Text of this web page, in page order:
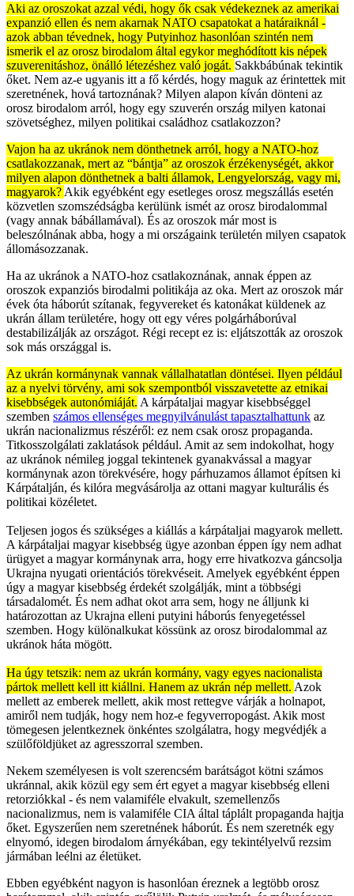
Aki az oroszokat azzal védi, hogy ők csak védekeznek az amerikai
expanzió ellen és nem akarnak NATO csapatokat a határaiknál -
azok abban tévednek, hogy Putyinhoz hasonlóan szintén nem
ismerik el az orosz birodalom által egykor meghódított kis népek
szuverenitáshoz, önálló létezéshez való jogát. Sakkbábúnak tekintik
őket. Nem az-e ugyanis itt a fő kérdés, hogy maguk az érintettek mit
szeretnének, hová tartoznának? Milyen alapon kíván dönteni az
orosz birodalom arról, hogy egy szuverén ország milyen katonai
szövetséghez, milyen politikai családhoz csatlakozzon?
Vajon ha az ukránok nem dönthetnek arról, hogy a NATO-hoz
csatlakozzanak, mert az “bántja” az oroszok érzékenységét, akkor
milyen alapon dönthetnek a balti államok, Lengyelország, vagy mi,
magyarok? Akik egyébként egy esetleges orosz megszállás esetén
közvetlen szomszédságba kerülünk ismét az orosz birodalommal
(vagy annak bábállamával). És az oroszok már most is
beleszólnának abba, hogy a mi országaink területén milyen csapatok
állomásozzanak.
Ha az ukránok a NATO-hoz csatlakoznának, annak éppen az
oroszok expanziós birodalmi politikája az oka. Mert az oroszok már
évek óta háborút szítanak, fegyvereket és katonákat küldenek az
ukrán állam területére, hogy ott egy véres polgárháborúval
destabilizálják az országot. Régi recept ez is: eljátszották az oroszok
sok más országgal is.
Az ukrán kormánynak vannak vállalhatatlan döntései. Ilyen például
az a nyelvi törvény, ami sok szempontból visszavetette az etnikai
kisebbségek autonómiáját. A kárpátaljai magyar kisebbséggel
szemben számos ellenséges megnyilvánulást tapasztalhattunk az
ukrán nacionalizmus részéről: ez nem csak orosz propaganda.
Titkosszolgálati zaklatások például. Amit az sem indokolhat, hogy
az ukránok némileg joggal tekintenek gyanakvással a magyar
kormánynak azon törekvésére, hogy párhuzamos államot építsen ki
Kárpátalján, és kilóra megvásárolja az ottani magyar kulturális és
politikai közéletet.
Teljesen jogos és szükséges a kiállás a kárpátaljai magyarok mellett.
A kárpátaljai magyar kisebbség ügye azonban éppen így nem adhat
ürügyet a magyar kormánynak arra, hogy erre hivatkozva gáncsolja
Ukrajna nyugati orientációs törekvéseit. Amelyek egyébként éppen
úgy a magyar kisebbség érdekét szolgálják, mint a többségi
társadalomét. És nem adhat okot arra sem, hogy ne álljunk ki
határozottan az Ukrajna elleni putyini háborús fenyegetéssel
szemben. Hogy különalkukat kössünk az orosz birodalommal az
ukránok háta mögött.
Ha úgy tetszik: nem az ukrán kormány, vagy egyes nacionalista
pártok mellett kell itt kiállni. Hanem az ukrán nép mellett. Azok
mellett az emberek mellett, akik most rettegve várják a holnapot,
amiről nem tudják, hogy nem hoz-e fegyverropogást. Akik most
tömegesen jelentkeznek önkéntes szolgálatra, hogy megvédjék a
szülőföldjüket az agresszorral szemben.
Nekem személyesen is volt szerencsém barátságot kötni számos
ukránnal, akik közül egy sem ért egyet a magyar kisebbség elleni
retorziókkal - és nem valamiféle elvakult, szemellenzős
nacionalizmus, nem is valamiféle CIA által táplált propaganda hajtja
őket. Egyszerűen nem szeretnének háborút. És nem szeretnék egy
elnyomó, idegen birodalom árnyékában, egy tekintélyelvű rezsim
jármában leélni az életüket.
Ebben egyébként nagyon is hasonlóan éreznek a legtöbb orosz